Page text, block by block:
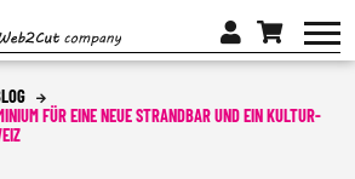
FÜR EINE NEUE STRANDBAR UND EIN KULTUR-